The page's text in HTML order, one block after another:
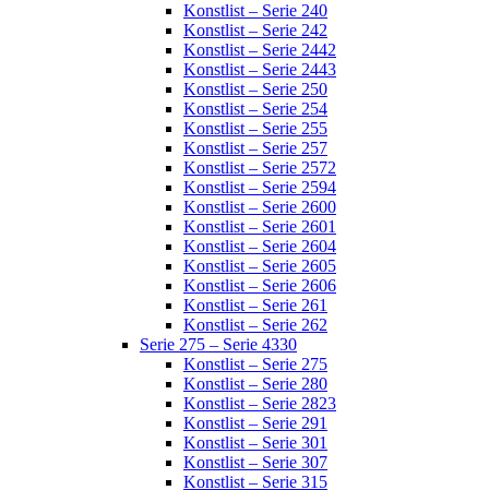
Konstlist – Serie 240
Konstlist – Serie 242
Konstlist – Serie 2442
Konstlist – Serie 2443
Konstlist – Serie 250
Konstlist – Serie 254
Konstlist – Serie 255
Konstlist – Serie 257
Konstlist – Serie 2572
Konstlist – Serie 2594
Konstlist – Serie 2600
Konstlist – Serie 2601
Konstlist – Serie 2604
Konstlist – Serie 2605
Konstlist – Serie 2606
Konstlist – Serie 261
Konstlist – Serie 262
Serie 275 – Serie 4330
Konstlist – Serie 275
Konstlist – Serie 280
Konstlist – Serie 2823
Konstlist – Serie 291
Konstlist – Serie 301
Konstlist – Serie 307
Konstlist – Serie 315